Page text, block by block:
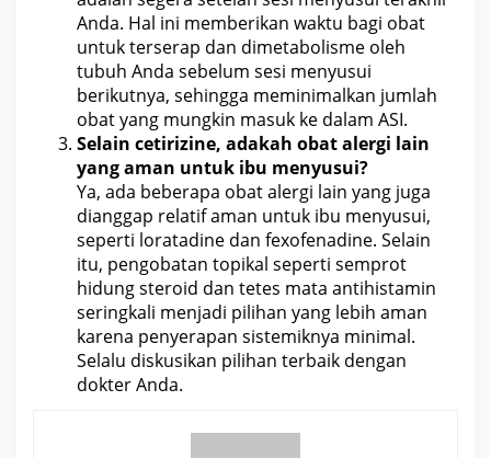
Anda. Hal ini memberikan waktu bagi obat
untuk terserap dan dimetabolisme oleh
tubuh Anda sebelum sesi menyusui
berikutnya, sehingga meminimalkan jumlah
obat yang mungkin masuk ke dalam ASI.
Selain cetirizine, adakah obat alergi lain
yang aman untuk ibu menyusui?
Ya, ada beberapa obat alergi lain yang juga
dianggap relatif aman untuk ibu menyusui,
seperti loratadine dan fexofenadine. Selain
itu, pengobatan topikal seperti semprot
hidung steroid dan tetes mata antihistamin
seringkali menjadi pilihan yang lebih aman
karena penyerapan sistemiknya minimal.
Selalu diskusikan pilihan terbaik dengan
dokterAnda.